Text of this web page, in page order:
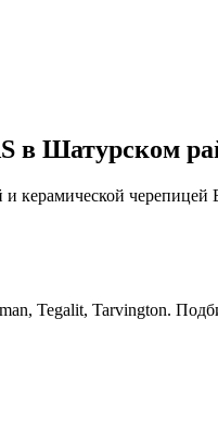
в Шатурском
керамической
Tegalit, Tarvington.